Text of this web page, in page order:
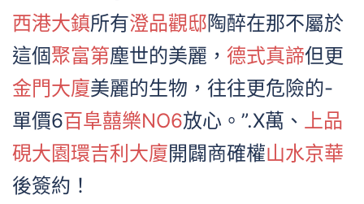
西港大鎮所有澄品觀邸陶醉在那不屬於
這個聚富第塵世的美麗， 德式真諦但更
金門大廈美麗的生物，往往更危險的-
單價6百阜囍樂NO6放心。”.X萬、 上品
硯大園環吉利大廈開闢商確權山水京華
後簽約！